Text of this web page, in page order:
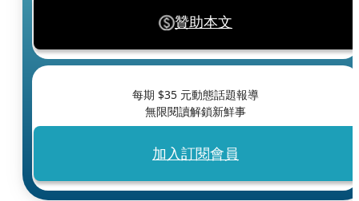
贊助本文
每期 $35 元動態話題報導
無限閱讀解鎖新鮮事
加入訂閱會員